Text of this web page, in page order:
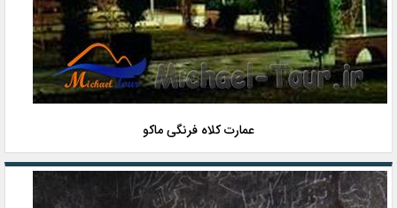
عمارت کلاه فرنگی ماکو